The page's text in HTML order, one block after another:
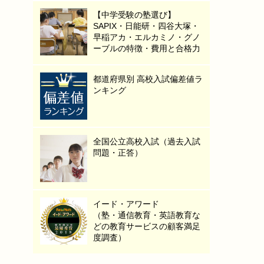
【中学受験の塾選び】
SAPIX・日能研・四谷大塚・
早稲アカ・エルカミノ・グノ
ーブルの特徴・費用と合格力
都道府県別 高校入試偏差値ラ
ンキング
全国公立高校入試（過去入試
問題・正答）
イード・アワード
（塾・通信教育・英語教育な
どの教育サービスの顧客満足
度調査）